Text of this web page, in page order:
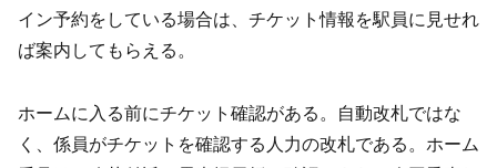
イン予約をしている場合は、チケット情報を駅員に見せれ
ば案内してもらえる。
ホームに入る前にチケット確認がある。自動改札ではな
く、係員がチケットを確認する人力の改札である。ホーム